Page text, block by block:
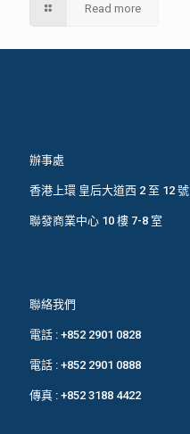
Read more
辦事處
香港上環 皇后大道西 2 至 12 號
聯發商業中心 10 樓 7-8 室
聯絡我們
電話 : +852 2901 0828
電話 : +852 2901 0888
傳真 : +852 3188 4422